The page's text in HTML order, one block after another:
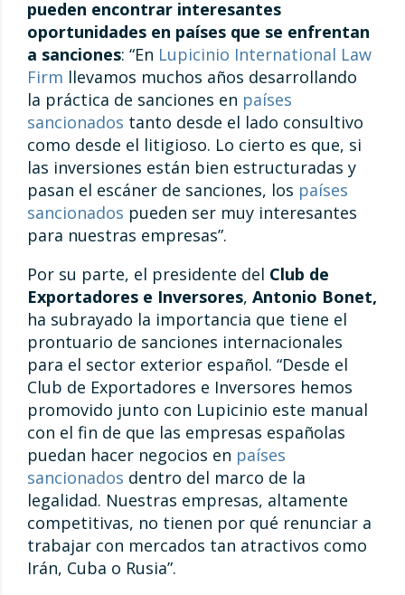
pueden encontrar interesantes
oportunidades en países que se enfrentan
a sanciones: “En Lupicinio International Law
Firm llevamos muchos años desarrollando
la práctica de sanciones en países
sancionados tanto desde el lado consultivo
como desde el litigioso. Lo cierto es que, si
las inversiones están bien estructuradas y
pasan el escáner de sanciones, los países
sancionados pueden ser muy interesantes
para nuestras empresas”.
Por su parte, el presidente del Club de
Exportadores e Inversores, Antonio Bonet,
ha subrayado la importancia que tiene el
prontuario de sanciones internacionales
para el sector exterior español. “Desde el
Club de Exportadores e Inversores hemos
promovido junto con Lupicinio este manual
con el fin de que las empresas españolas
puedan hacer negocios en países
sancionados dentro del marco de la
legalidad. Nuestras empresas, altamente
competitivas, no tienen por qué renunciar a
trabajar con mercados tan atractivos como
Irán, Cuba o Rusia”.